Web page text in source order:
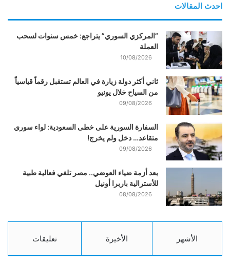
احدث المقالات
“المركزي السوري” يتراجع: خمس سنوات لسحب
العملة
10/08/2026
ثاني أكثر دولة زيارة في العالم تستقبل رقماً قياسياً
من السياح خلال يونيو
09/08/2026
السفارة السورية على خطى السعودية: لواء سوري
متقاعد… دخل ولم يخرج!
09/08/2026
بعد أزمة ضياء العوضي.. مصر تلغي فعالية طبية
للأسترالية باربرا أونيل
08/08/2026
الأشهر الأخيرة تعليقات